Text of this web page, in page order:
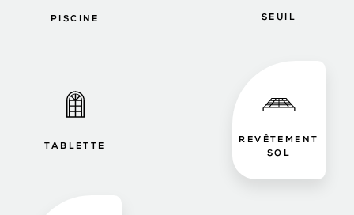
PISCINE SEUIL
TABLETTE
REVÊTEMENT
SOL